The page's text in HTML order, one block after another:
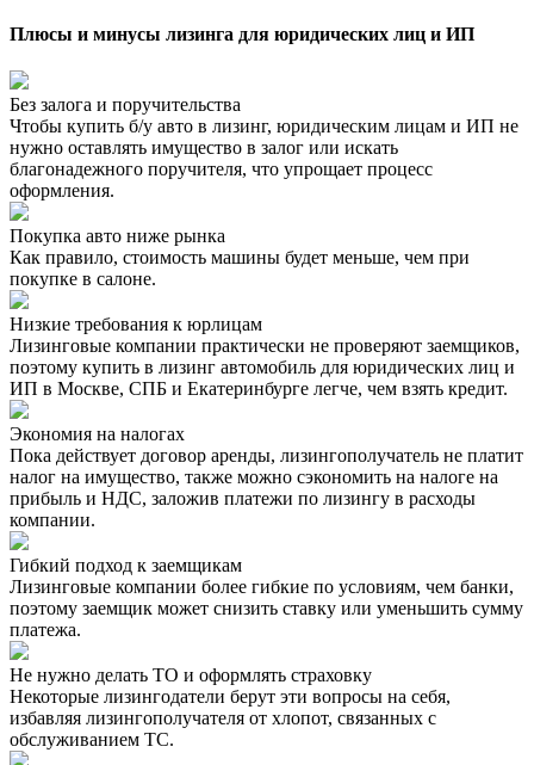
Плюсы и минусы лизинга для юридических лиц и ИП
Без залога и поручительства
Чтобы купить б/у авто в лизинг, юридическим лицам и ИП не
нужно оставлять имущество в залог или искать
благонадежного поручителя, что упрощает процесс
оформления.
Покупка авто ниже рынка
Как правило, стоимость машины будет меньше, чем при
покупке в салоне.
Низкие требования к юрлицам
Лизинговые компании практически не проверяют заемщиков,
поэтому купить в лизинг автомобиль для юридических лиц и
ИП в Москве, СПБ и Екатеринбурге легче, чем взять кредит.
Экономия на налогах
Пока действует договор аренды, лизингополучатель не платит
налог на имущество, также можно сэкономить на налоге на
прибыль и НДС, заложив платежи по лизингу в расходы
компании.
Гибкий подход к заемщикам
Лизинговые компании более гибкие по условиям, чем банки,
поэтому заемщик может снизить ставку или уменьшить сумму
платежа.
Не нужно делать ТО и оформлять страховку
Некоторые лизингодатели берут эти вопросы на себя,
избавляя лизингополучателя от хлопот, связанных с
обслуживанием ТС.